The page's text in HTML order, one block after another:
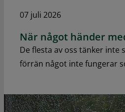
07 juli 2026
När något händer
De flesta av oss tänker inte
förrän något inte fungerar